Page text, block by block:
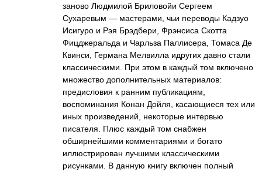
заново Людмилой Бриловойи Сергеем
Сухаревым — мастерами, чьи переводы Кадзуо
Исигуро и Рэя Брэдбери, Фрэнсиса Скотта
Фицджеральда и Чарльза Паллисера, Томаса Де
Квинси, Германа Мелвилла идругих давно стали
классическими. При этом в каждый том включено
множество дополнительных материалов:
предисловия к ранним публикациям,
воспоминания Конан Дойля, касающиеся тех или
иных произведений, некоторые интервью
писателя. Плюс каждый том снабжен
обширнейшими комментариями и богато
иллюстрирован лучшими классическими
рисунками. В данную книгу включен полный